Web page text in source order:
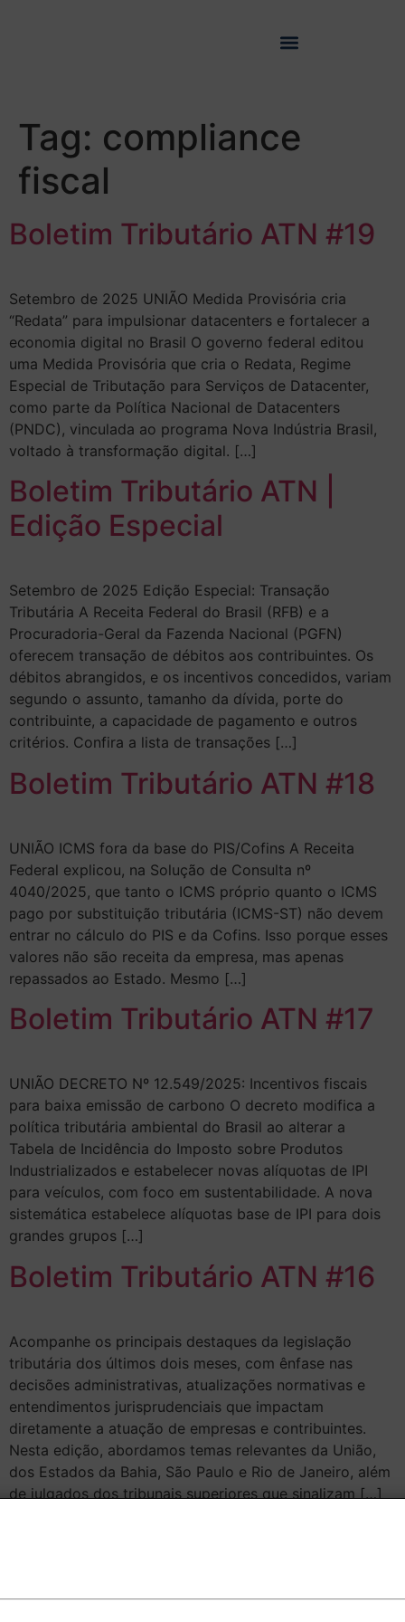
Tag: compliance
fiscal
Boletim Tributário ATN #19
Setembro de 2025 UNIÃO Medida Provisória cria
“Redata” para impulsionar datacenters e fortalecer a
economia digital no Brasil O governo federal editou
uma Medida Provisória que cria o Redata, Regime
Especial de Tributação para Serviços de Datacenter,
como parte da Política Nacional de Datacenters
(PNDC), vinculada ao programa Nova Indústria Brasil,
voltado à transformação digital. […]
Boletim Tributário ATN |
Edição Especial
Setembro de 2025 Edição Especial: Transação
Tributária A Receita Federal do Brasil (RFB) e a
Procuradoria-Geral da Fazenda Nacional (PGFN)
oferecem transação de débitos aos contribuintes. Os
débitos abrangidos, e os incentivos concedidos, variam
segundo o assunto, tamanho da dívida, porte do
contribuinte, a capacidade de pagamento e outros
critérios. Confira a lista de transações […]
Boletim Tributário ATN #18
UNIÃO ICMS fora da base do PIS/Cofins A Receita
Federal explicou, na Solução de Consulta nº
4040/2025, que tanto o ICMS próprio quanto o ICMS
pago por substituição tributária (ICMS-ST) não devem
entrar no cálculo do PIS e da Cofins. Isso porque esses
valores não são receita da empresa, mas apenas
repassados ao Estado. Mesmo […]
Boletim Tributário ATN #17
UNIÃO DECRETO Nº 12.549/2025: Incentivos fiscais
para baixa emissão de carbono O decreto modifica a
política tributária ambiental do Brasil ao alterar a
Tabela de Incidência do Imposto sobre Produtos
Industrializados e estabelecer novas alíquotas de IPI
para veículos, com foco em sustentabilidade. A nova
sistemática estabelece alíquotas base de IPI para dois
grandes grupos […]
Boletim Tributário ATN #16
Acompanhe os principais destaques da legislação
tributária dos últimos dois meses, com ênfase nas
decisões administrativas, atualizações normativas e
entendimentos jurisprudenciais que impactam
diretamente a atuação de empresas e contribuintes.
Nesta edição, abordamos temas relevantes da União,
dos Estados da Bahia, São Paulo e Rio de Janeiro, além
de julgados dos tribunais superiores que sinalizam […]
Editais PGFN e RFB. Aumento do limite de utilização de